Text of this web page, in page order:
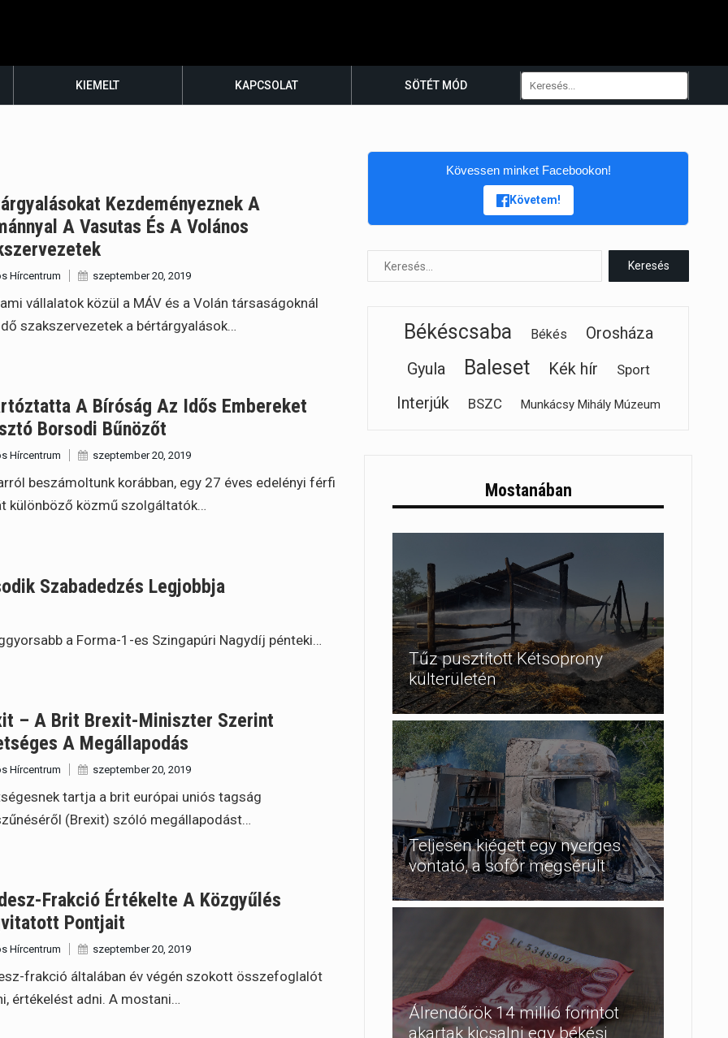
KIEMELT KAPCSOLAT SÖTÉT MÓD
Kezdeményeznek A
A Vasutas És A Volános
Hírcentrum szeptember 20, 2019
vállalatok közül a MÁV és a Volán társaságoknál
szakszervezetek a bértárgyalások…
A Bíróság Az Idős Embereket
Borsodi Bűnözőt
Hírcentrum szeptember 20, 2019
beszámoltunk korábban, egy 27 éves edelényi férfi
különböző közmű szolgáltatók…
Szabadedzés Legjobbja
a Forma-1-es Szingapúri Nagydíj pénteki…
– A Brit Brexit-Miniszter Szerint
A Megállapodás
Hírcentrum szeptember 20, 2019
tartja a brit európai uniós tagság
(Brexit) szóló megállapodást…
Frakció Értékelte A Közgyűlés
Pontjait
Hírcentrum szeptember 20, 2019
frakció általában év végén szokott összefoglalót
értékelést adni. A mostani…
Kövessen minket Facebookon!
Követem!
Békéscsaba Békés
Orosháza
Gyula
Baleset Kék hír Sport
Interjúk BSZC Munkácsy Mihály Múzeum
Mostanában
Tűz pusztított Kétsoprony
külterületén
Teljesen kiégett egy nyerges
vontató, a sofőr megsérült
Álrendőrök 14 millió forintot
akartak kicsalni egy békési